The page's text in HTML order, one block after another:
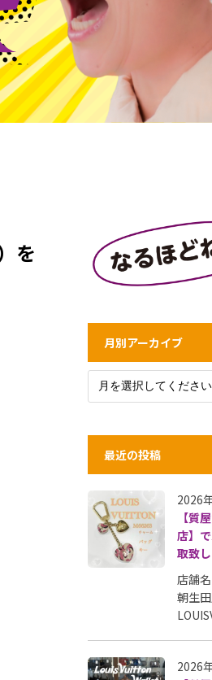
を
月別アーカイブ
最近の投稿
2026
【質
店】
取致
店舗
朝生
2026